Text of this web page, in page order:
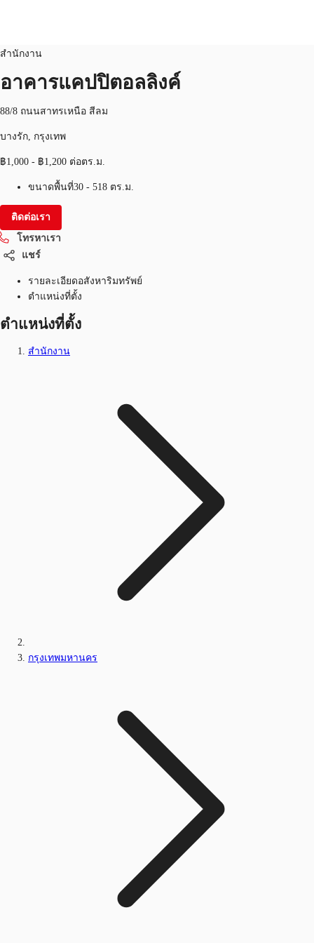
บทความที่น่าสนใจ
เกี่ยวกับ JLL
อสังหาริมทรัพย์ที่บันทึกไว้
+6626246471
สำนักงาน
อาคารแคปปิตอลลิงค์
88/8 ถนนสาทรเหนือ สีลม
บางรัก, กรุงเทพ
฿1,000 - ฿1,200 ต่อตร.ม.
ขนาดพื้นที่30 - 518 ตร.ม.
ติดต่อเรา
โทรหาเรา
แชร์
รายละเอียดอสังหาริมทรัพย์
ตำแหน่งที่ตั้ง
ตำแหน่งที่ตั้ง
สำนักงาน
กรุงเทพมหานคร